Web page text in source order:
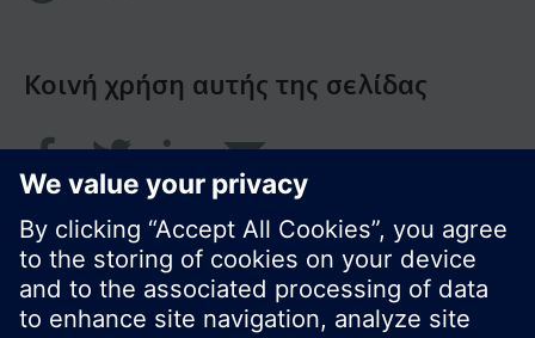
Κοινή χρήση αυτής της σελίδας